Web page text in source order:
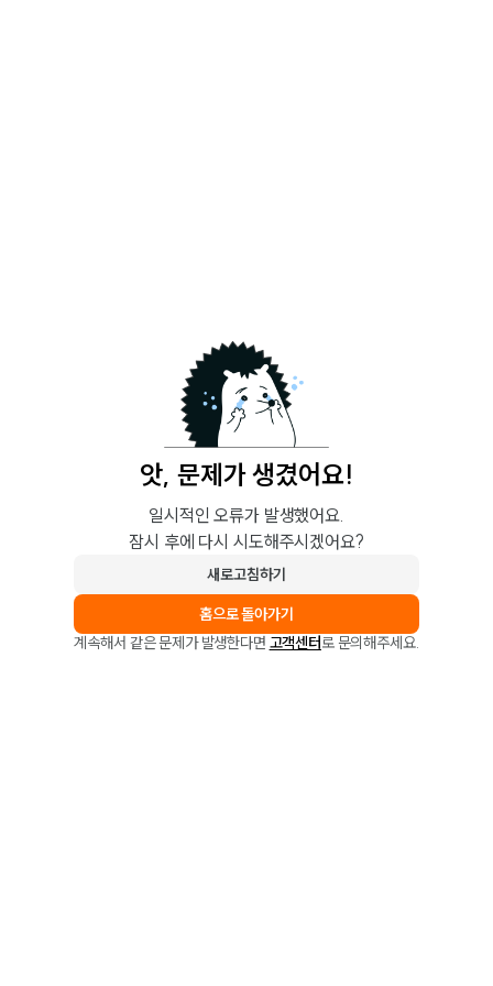
앗, 문제가 생겼어요!
일시적인 오류가 발생했어요.
잠시 후에 다시 시도해주시겠어요?
새로고침하기
홈으로 돌아가기
계속해서 같은 문제가 발생한다면 고객센터로 문의해주세요.